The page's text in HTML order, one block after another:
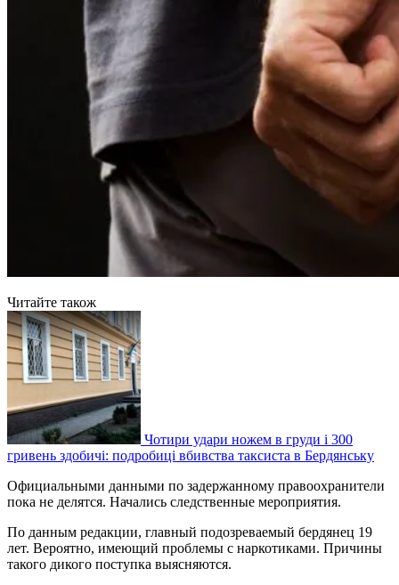
Читайте також
Чотири удари ножем в груди і 300
гривень здобичі: подробиці вбивства таксиста в Бердянську
Официальными данными по задержанному правоохранители
пока не делятся. Начались следственные мероприятия.
По данным редакции, главный подозреваемый бердянец 19
лет. Вероятно, имеющий проблемы с наркотиками. Причины
такого дикого поступка выясняются.